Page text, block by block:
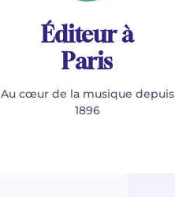
Éditeur à
Paris
Au cœur de la musique depuis
1896